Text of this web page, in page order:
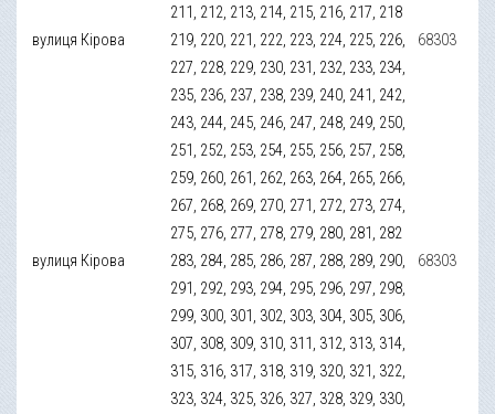
211, 212, 213, 214, 215, 216, 217, 218
вулиця Кірова
219, 220, 221, 222, 223, 224, 225, 226,
227, 228, 229, 230, 231, 232, 233, 234,
235, 236, 237, 238, 239, 240, 241, 242,
243, 244, 245, 246, 247, 248, 249, 250,
251, 252, 253, 254, 255, 256, 257, 258,
259, 260, 261, 262, 263, 264, 265, 266,
267, 268, 269, 270, 271, 272, 273, 274,
275, 276, 277, 278, 279, 280, 281, 282
68303
вулиця Кірова
283, 284, 285, 286, 287, 288, 289, 290,
291, 292, 293, 294, 295, 296, 297, 298,
299, 300, 301, 302, 303, 304, 305, 306,
307, 308, 309, 310, 311, 312, 313, 314,
315, 316, 317, 318, 319, 320, 321, 322,
323, 324, 325, 326, 327, 328, 329, 330,
68303